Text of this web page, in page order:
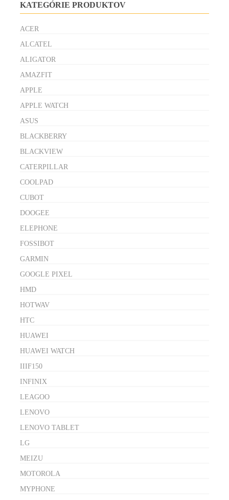
KATEGÓRIE PRODUKTOV
ACER
ALCATEL
ALIGATOR
AMAZFIT
APPLE
APPLE WATCH
ASUS
BLACKBERRY
BLACKVIEW
CATERPILLAR
COOLPAD
CUBOT
DOOGEE
ELEPHONE
FOSSIBOT
GARMIN
GOOGLE PIXEL
HMD
HOTWAV
HTC
HUAWEI
HUAWEI WATCH
IIIF150
INFINIX
LEAGOO
LENOVO
LENOVO TABLET
LG
MEIZU
MOTOROLA
MYPHONE